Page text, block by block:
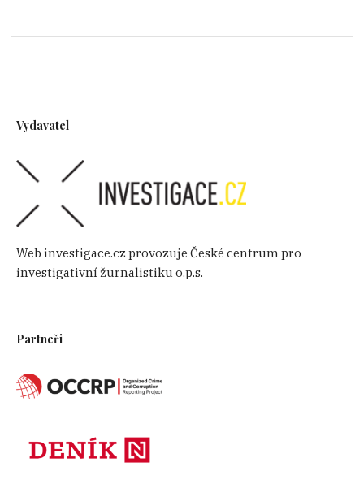
Vydavatel
Web investigace.cz provozuje České centrum pro
investigativní žurnalistiku o.p.s.
Partneři